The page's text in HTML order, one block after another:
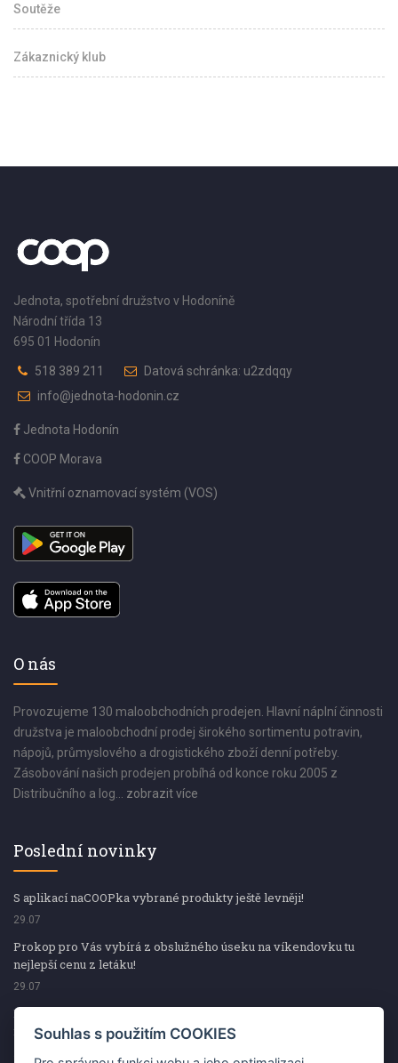
Soutěže
Zákaznický klub
Jednota, spotřební družstvo v Hodoníně
Národní třída 13
695 01 Hodonín
518 389 211
Datová schránka: u2zdqqy
info@jednota-hodonin.cz
Jednota Hodonín
COOP Morava
Vnitřní oznamovací systém (VOS)
O nás
Provozujeme 130 maloobchodních prodejen. Hlavní náplní činnosti
družstva je maloobchodní prodej širokého sortimentu potravin,
nápojů, průmyslového a drogistického zboží denní potřeby.
Zásobování našich prodejen probíhá od konce roku 2005 z
Distribučního a log... zobrazit více
Poslední novinky
S aplikací naCOOPka vybrané produkty ještě levněji!
29.07
Prokop pro Vás vybírá z obslužného úseku na víkendovku tu
nejlepší cenu z letáku!
29.07
Prokop pro Vás vybírá z obslužného úseku na víkendovku tu
nejlepší cenu z letáku!
Souhlas s použitím COOKIES